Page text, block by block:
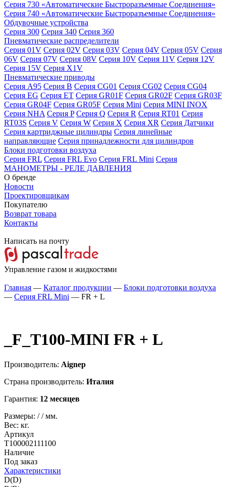
Серия 730 «Автоматические Быстроразъемные Соединения»
Серия 740 «Автоматические Быстроразъемные Соединения»
Обдувочные устройства
Серия 300 Серия 340 Серия 360
Пневматические распределители
Серия 01V Серия 02V Серия 03V Серия 04V Серия 05V Серия
06V Серия 07V Серия 08V Серия 10V Серия 11V Серия 12V
Серия 15V Серия X1V
Пневматические приводы
Серия A95 Серия B Серия CG01 Серия CG02 Серия CG04
Серия EG Серия ET Серия GR01F Серия GR02F Серия GR03F
Серия GR04F Серия GR05F Серия Mini Серия MINI INOX
Серия NHA Серия P Серия Q Серия R Серия RT01 Серия
RT03S Серия V Серия W Серия X Серия XR Серия Датчики
Серия картриджные цилиндры Серия линейные
направляющие Серия принадлежности для цилиндров
Блоки подготовки воздуха
Серия FRL Серия FRL Evo Серия FRL Mini Серия
МАНОМЕТРЫ - РЕЛЕ ДАВЛЕНИЯ
О бренде
Новости
Проектировщикам
Покупателю
Возврат товара
Контакты
Написать на почту
Управление газом и жидкостями
Главная — Каталог продукции — Блоки подготовки воздуха
— Серия FRL Mini — FR + L
_F_T100-MINI FR + L
Производитель: Aignep
Страна производитель: Италия
Гарантия: 12 месяцев
Размеры: //мм.
Вес: кг.
Артикул
T100002111100
Наличие
Под заказ
Характеристики
D(D)